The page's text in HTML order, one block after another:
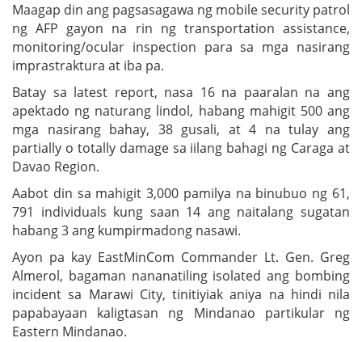
Maagap din ang pagsasagawa ng mobile security patrol
ng AFP gayon na rin ng transportation assistance,
monitoring/ocular inspection para sa mga nasirang
imprastraktura at iba pa.
Batay sa latest report, nasa 16 na paaralan na ang
apektado ng naturang lindol, habang mahigit 500 ang
mga nasirang bahay, 38 gusali, at 4 na tulay ang
partially o totally damage sa iilang bahagi ng Caraga at
Davao Region.
Aabot din sa mahigit 3,000 pamilya na binubuo ng 61,
791 individuals kung saan 14 ang naitalang sugatan
habang 3 ang kumpirmadong nasawi.
Ayon pa kay EastMinCom Commander Lt. Gen. Greg
Almerol, bagaman nananatiling isolated ang bombing
incident sa Marawi City, tinitiyiak aniya na hindi nila
papabayaan kaligtasan ng Mindanao partikular ng
Eastern Mindanao.